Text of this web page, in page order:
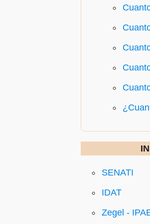
SENATI
IDAT
Zegel -